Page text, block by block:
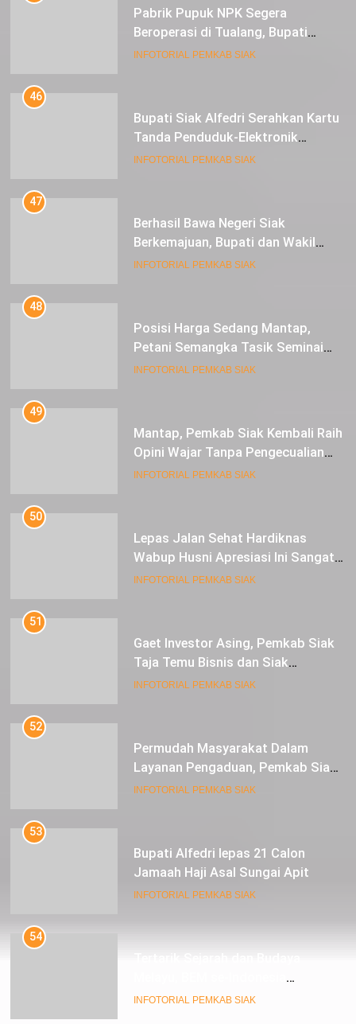
Pabrik Pupuk NPK Segera
Beroperasi di Tualang, Bupati
Alfedri Investasi ini Tingkatkan
INFOTORIAL PEMKAB SIAK
46
Bupati Siak Alfedri Serahkan Kartu
Tanda Penduduk-Elektronik
Kepada Pelajar SMK 1 Koto Gasib
INFOTORIAL PEMKAB SIAK
47
Berhasil Bawa Negeri Siak
Berkemajuan, Bupati dan Wakil
Bupati Siak Terima Gelar Adat
INFOTORIAL PEMKAB SIAK
48
Posisi Harga Sedang Mantap,
Petani Semangka Tasik Seminai
Raup Untung
INFOTORIAL PEMKAB SIAK
49
Mantap, Pemkab Siak Kembali Raih
Opini Wajar Tanpa Pengecualian
ke-13 Dari BPK RI.
INFOTORIAL PEMKAB SIAK
50
Lepas Jalan Sehat Hardiknas
Wabup Husni Apresiasi Ini Sangat
Luar Biasa
INFOTORIAL PEMKAB SIAK
51
Gaet Investor Asing, Pemkab Siak
Taja Temu Bisnis dan Siak
Expoversary 2024
INFOTORIAL PEMKAB SIAK
52
Permudah Masyarakat Dalam
Layanan Pengaduan, Pemkab Siak
Luncurkan Aplikasi SIP PUAN
INFOTORIAL PEMKAB SIAK
53
Bupati Alfedri lepas 21 Calon
Jamaah Haji Asal Sungai Apit
INFOTORIAL PEMKAB SIAK
54
Berkunjung ke Kabupaten Siak
INFOTORIAL PEMKAB SIAK